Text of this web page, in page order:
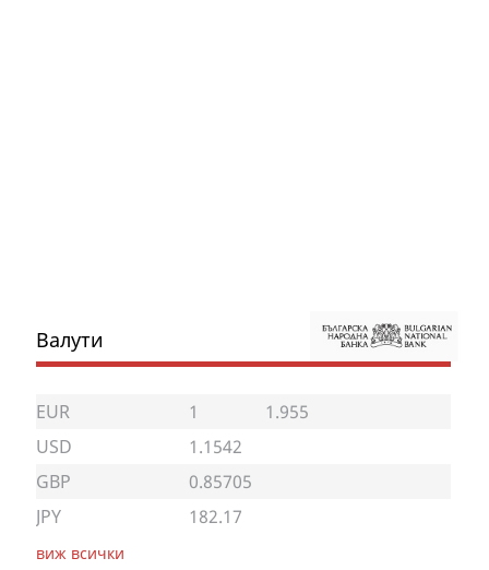
Валути
EUR 1
1.955
USD
1.1542
GBP
0.85705
JPY
182.17
виж всички